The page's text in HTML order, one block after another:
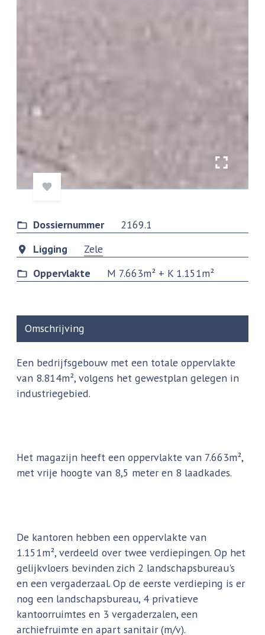
Dossiernummer
2169.1
Ligging
Zele
Oppervlakte
M 7.663m² + K 1.151m²
Omschrijving
Een bedrijfsgebouw met een totale oppervlakte
van 8.814m², volgens het gewestplan gelegen in
industriegebied.
Het magazijn heeft een oppervlakte van 7.663m²,
met vrije hoogte van 8,5 meter en 8 laadkades.
De kantoren hebben een oppervlakte van
1.151m², verdeeld over twee verdiepingen. Op het
gelijkvloers bevinden zich 2 landschapsbureau's
en een vergaderzaal. Op de eerste verdieping is er
nog een landschapsbureau, 4 privatieve
kantoorruimtes en 3 vergaderzalen, een
archiefruimte en apart sanitair (m/v).